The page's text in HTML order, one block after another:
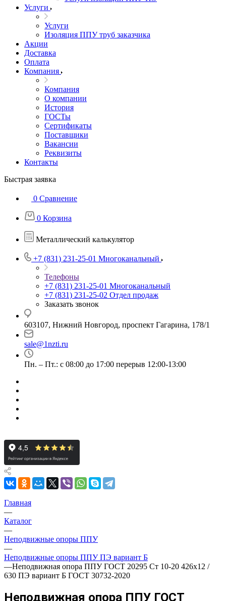
Услуги
Услуги
Изоляция ППУ труб заказчика
Акции
Доставка
Оплата
Компания
Компания
О компании
История
ГОСТы
Сертификаты
Поставщики
Вакансии
Реквизиты
Контакты
Быстрая заявка
0 Сравнение
0 Корзина
Металлический калькулятор
+7 (831) 231-25-01 Многоканальный
Телефоны
+7 (831) 231-25-01 Многоканальный
+7 (831) 231-25-02 Отдел продаж
Заказать звонок
603107, Нижний Новгород, проспект Гагарина, 178/1
sale@1nzti.ru
Пн. – Пт.: с 08:00 до 17:00 перерыв 12:00-13:00
Главная
—
Каталог
—
Неподвижные опоры ППУ
—
Неподвижные опоры ППУ ПЭ вариант Б
—Неподвижная опора ППУ ГОСТ 20295 Ст 10-20 426x12 /
630 ПЭ вариант Б ГОСТ 30732-2020
Неподвижная опора ППУ ГОСТ